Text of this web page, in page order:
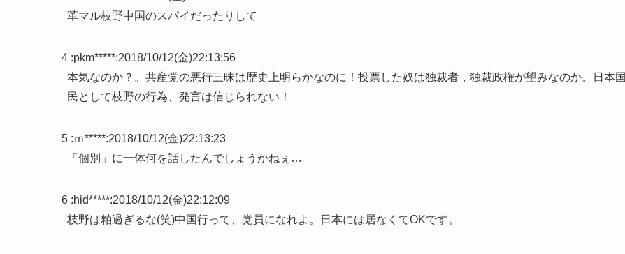
革マル枝野中国のスパイだったりして
4 :pkm*****:2018/10/12(金)22:13:56
本気なのか？。共産党の悪行三昧は歴史上明らかなのに！投票した奴は独裁者，独裁政権が望みなのか。日本国
民として枝野の行為、発言は信じられない！
5 :ｍ*****:2018/10/12(金)22:13:23
「個別」に一体何を話したんでしょうかねぇ…
6 :hid*****:2018/10/12(金)22:12:09
枝野は粕過ぎるな(笑)中国行って、党員になれよ。日本には居なくてOKです。